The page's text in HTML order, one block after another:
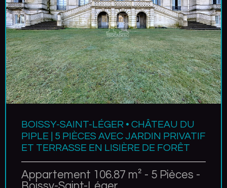
BOISSY-SAINT-LÉGER • CHÂTEAU DU
PIPLE | 5 PIÈCES AVEC JARDIN PRIVATIF
ET TERRASSE EN LISIÈRE DE FORÊT
Appartement 106.87 m² - 5 Pièces -